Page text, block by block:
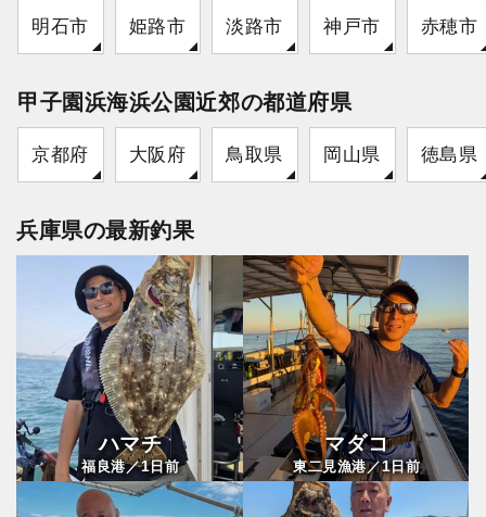
明石市 姫路市 淡路市 神戸市 赤穂市
甲子園浜海浜公園近郊の都道府県
京都府 大阪府 鳥取県 岡山県 徳島県
兵庫県の最新釣果
ハマチ
福良港／1日前
マダコ
東二見漁港／1日前